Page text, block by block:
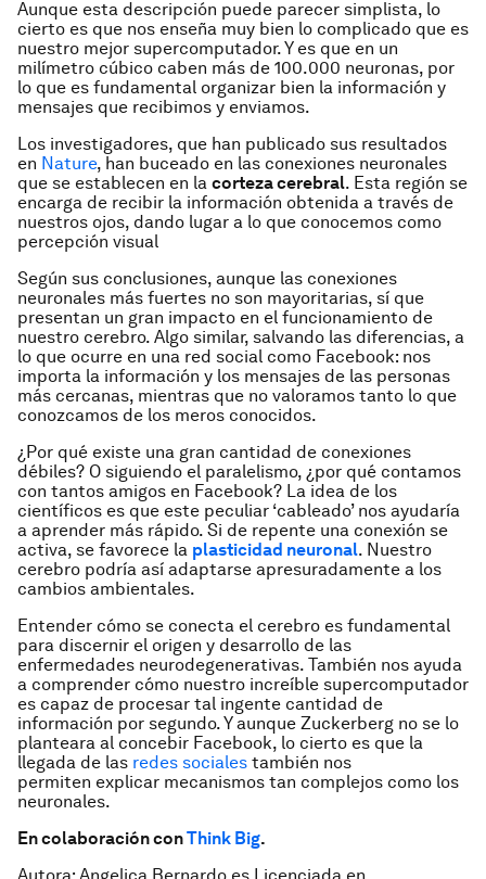
Aunque esta descripción puede parecer simplista, lo
cierto es que nos enseña muy bien lo complicado que es
nuestro mejor supercomputador. Y es que en un
milímetro cúbico caben más de 100.000 neuronas, por
lo que es fundamental organizar bien la información y
mensajes que recibimos y enviamos.
Los investigadores, que han publicado sus resultados
en Nature, han buceado en las conexiones neuronales
que se establecen en la corteza cerebral. Esta región se
encarga de recibir la información obtenida a través de
nuestros ojos, dando lugar a lo que conocemos como
percepción visual
Según sus conclusiones, aunque las conexiones
neuronales más fuertes no son mayoritarias, sí que
presentan un gran impacto en el funcionamiento de
nuestro cerebro. Algo similar, salvando las diferencias, a
lo que ocurre en una red social como Facebook: nos
importa la información y los mensajes de las personas
más cercanas, mientras que no valoramos tanto lo que
conozcamos de los meros conocidos.
¿Por qué existe una gran cantidad de conexiones
débiles? O siguiendo el paralelismo, ¿por qué contamos
con tantos amigos en Facebook? La idea de los
científicos es que este peculiar ‘cableado’ nos ayudaría
a aprender más rápido. Si de repente una conexión se
activa, se favorece la plasticidad neuronal. Nuestro
cerebro podría así adaptarse apresuradamente a los
cambios ambientales.
Entender cómo se conecta el cerebro es fundamental
para discernir el origen y desarrollo de las
enfermedades neurodegenerativas. También nos ayuda
a comprender cómo nuestro increíble supercomputador
es capaz de procesar tal ingente cantidad de
información por segundo. Y aunque Zuckerberg no se lo
planteara al concebir Facebook, lo cierto es que la
llegada de las redes sociales también nos
permiten explicar mecanismos tan complejos como los
neuronales.
En colaboración conThink Big.